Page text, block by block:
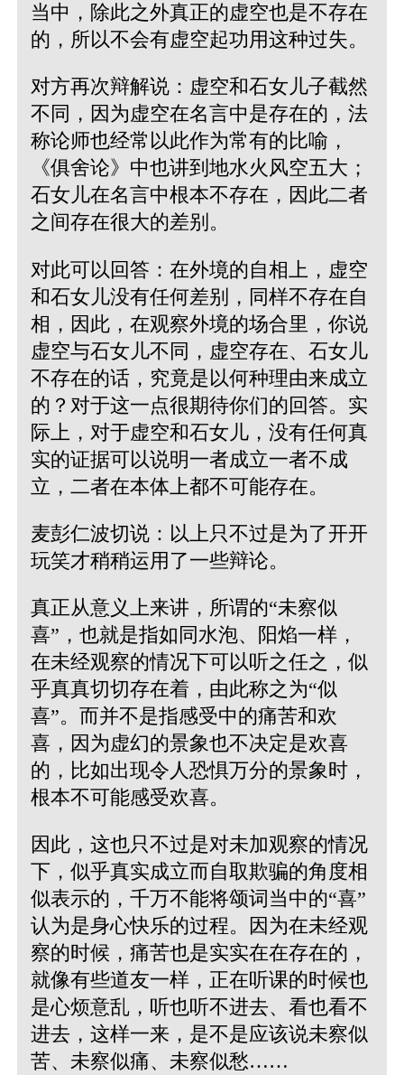
当中，除此之外真正的虚空也是不存在
的，所以不会有虚空起功用这种过失。
对方再次辩解说：虚空和石女儿子截然
不同，因为虚空在名言中是存在的，法
称论师也经常以此作为常有的比喻，
《俱舍论》中也讲到地水火风空五大；
石女儿在名言中根本不存在，因此二者
之间存在很大的差别。
对此可以回答：在外境的自相上，虚空
和石女儿没有任何差别，同样不存在自
相，因此，在观察外境的场合里，你说
虚空与石女儿不同，虚空存在、石女儿
不存在的话，究竟是以何种理由来成立
的？对于这一点很期待你们的回答。实
际上，对于虚空和石女儿，没有任何真
实的证据可以说明一者成立一者不成
立，二者在本体上都不可能存在。
麦彭仁波切说：以上只不过是为了开开
玩笑才稍稍运用了一些辩论。
真正从意义上来讲，所谓的“未察似
喜”，也就是指如同水泡、阳焰一样，
在未经观察的情况下可以听之任之，似
乎真真切切存在着，由此称之为“似
喜”。而并不是指感受中的痛苦和欢
喜，因为虚幻的景象也不决定是欢喜
的，比如出现令人恐惧万分的景象时，
根本不可能感受欢喜。
因此，这也只不过是对未加观察的情况
下，似乎真实成立而自取欺骗的角度相
似表示的，千万不能将颂词当中的“喜”
认为是身心快乐的过程。因为在未经观
察的时候，痛苦也是实实在在存在的，
就像有些道友一样，正在听课的时候也
是心烦意乱，听也听不进去、看也看不
进去，这样一来，是不是应该说未察似
苦、未察似痛、未察似愁……